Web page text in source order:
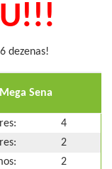
dezenas!
Sena
4
2
2